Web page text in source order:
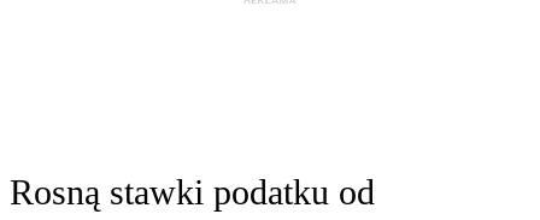
Rosną stawki podatku od